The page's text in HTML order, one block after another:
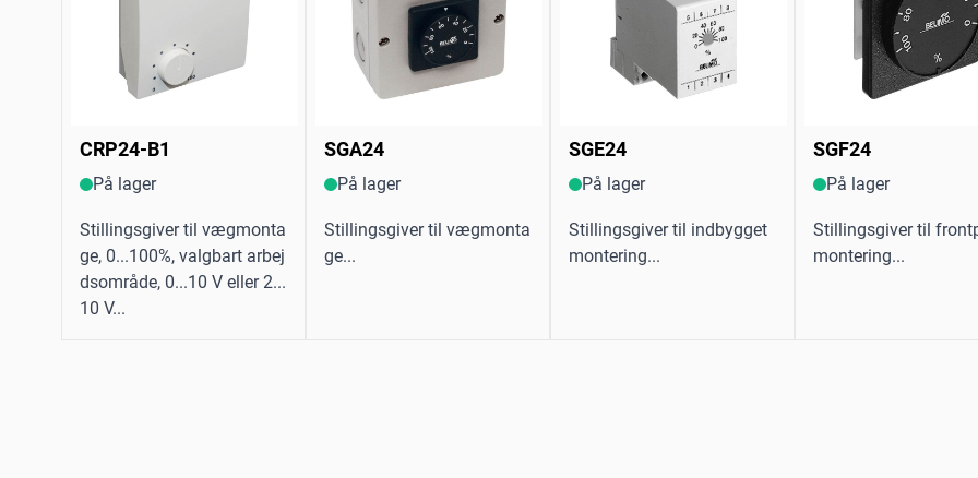
CRP24-B1
På lager
Stillingsgiver til vægmonta
ge, 0...100%, valgbart arbej
dsområde, 0...10 V eller 2...
10 V...
SGA24
På lager
Stillingsgiver til vægmonta
ge...
SGE24
På lager
Stillingsgiver til indbygget
montering...
SGF24
På lager
Stillingsgiver til
montering...